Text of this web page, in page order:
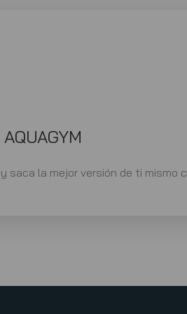
saca la mejor versión de ti mismo